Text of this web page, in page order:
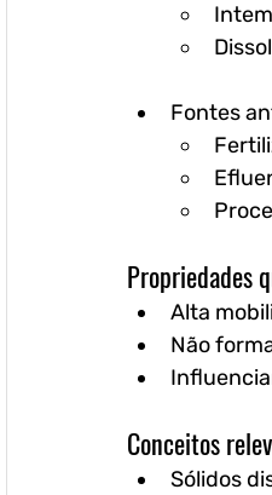
Fontes
Propriedades
Alta
Não
Conceitos
Sólidos